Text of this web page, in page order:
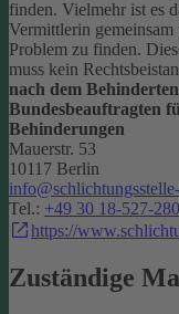
finden. Vielmehr ist es
Vermittlerin
Problem zu finden.
muss kein
nach dem
Bundesbeauftragten
Behinderungen
Mauerstr. 53
10117 Berlin
Tel.: +49 30 18-527-
https://
Zuständige